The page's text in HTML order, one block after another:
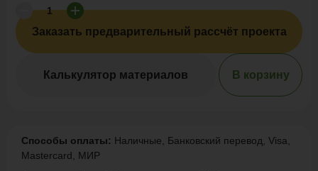
Заказать предварительный рассчёт проекта
Калькулятор материалов В корзину
Способы оплаты: Наличные, Банковский перевод, Visa,
Mastercard, МИР